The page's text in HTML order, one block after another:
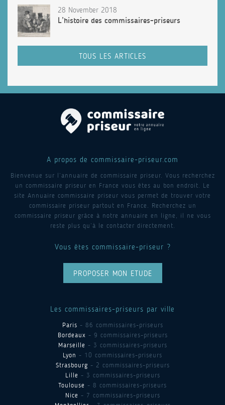
28 November 2018
L’histoire des commissaires-priseurs
TOUS LES ARTICLES
A propos de commissaire-priseur.com
Bienvenue sur l’annuaire de commissaire priseur. Vous recherchez
un commissaire priseur en France vous êtes au bon endroit. Le
site Annuaire commissaire priseur vous permet de trouver votre
commissaire priseur partout en France. Recherchez un
commissaire priseur grâce à notre annuaire en ligne, il ne vous
reste plus qu’à le contacter directement.
Vous êtes commissaire-priseur ?
PROPOSER MON ETUDE
Les commissaires-priseurs par ville
Paris - 86 commissaires-priseurs
Bordeaux - 9 commissaires-priseurs
Marseille - 3 commissaires-priseurs
Lyon - 10 commissaires-priseurs
Strasbourg - 2 commissaires-priseurs
Lille - 3 commissaires-priseurs
Toulouse - 8 commissaires-priseurs
Nice - 7 commissaires-priseurs